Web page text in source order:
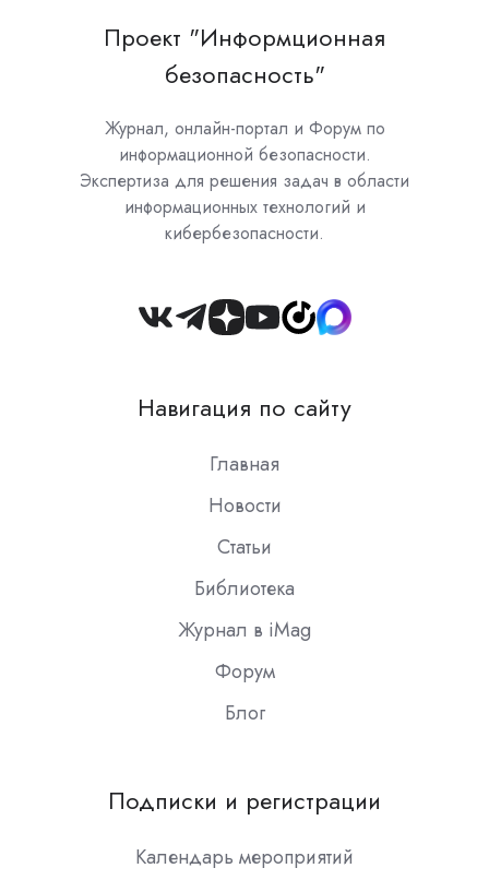
Проект "Информционная
безопасность"
Журнал, онлайн-портал и Форум по
информационной безопасности.
Экспертиза для решения задач в области
информационных технологий и
кибербезопасности.
Join
Slack
Навигация по сайту
Главная
Новости
Статьи
Библиотека
Журнал в iMag
Форум
Блог
Подписки и регистрации
Календарь мероприятий